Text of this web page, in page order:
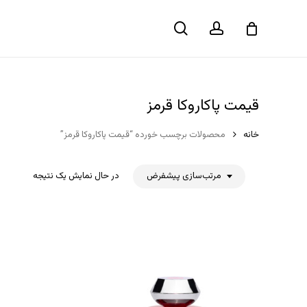
جستجوحساب
کاربری سبد خرید
قیمت پاکاروکا قرمز
خانه محصولات برچسب خورده “قیمت پاکاروکا قرمز”
در حال نمایش یک نتیجه مرتب‌سازی پیشفرض